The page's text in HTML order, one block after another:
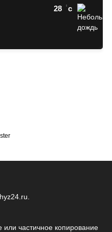
28 c
частичное копирование